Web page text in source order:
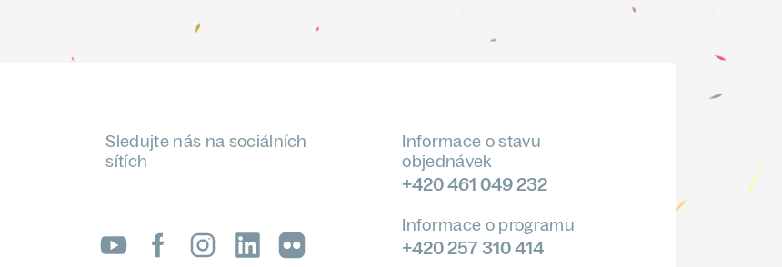
Sledujte nás na sociálních
sítích
Informace o stavu
objednávek
+420 461 049 232
Informace o programu
+420 257 310 414